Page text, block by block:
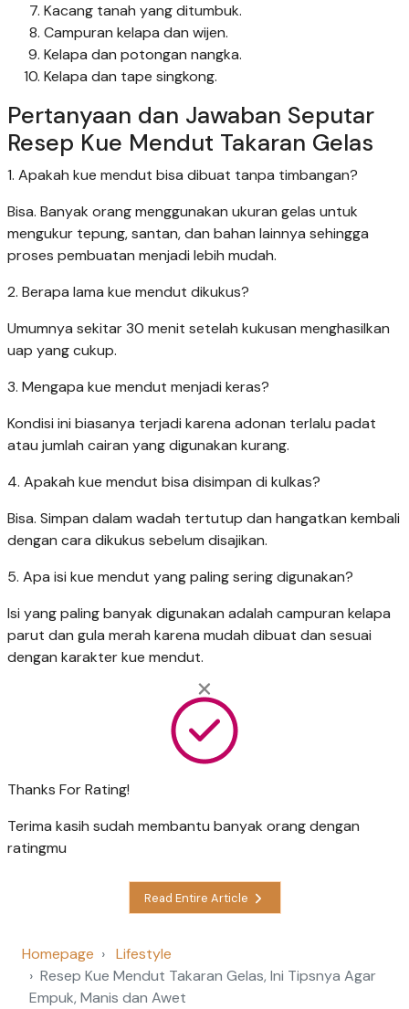
Kacang tanah yang ditumbuk.
Campuran kelapa dan wijen.
Kelapa dan potongan nangka.
Kelapa dan tape singkong.
Pertanyaan dan Jawaban Seputar
Resep Kue Mendut Takaran Gelas
1. Apakah kue mendut bisa dibuat tanpa timbangan?
Bisa. Banyak orang menggunakan ukuran gelas untuk
mengukur tepung, santan, dan bahan lainnya sehingga
proses pembuatan menjadi lebih mudah.
2. Berapa lama kue mendut dikukus?
Umumnya sekitar 30 menit setelah kukusan menghasilkan
uap yang cukup.
3. Mengapa kue mendut menjadi keras?
Kondisi ini biasanya terjadi karena adonan terlalu padat
atau jumlah cairan yang digunakan kurang.
4. Apakah kue mendut bisa disimpan di kulkas?
Bisa. Simpan dalam wadah tertutup dan hangatkan kembali
dengan cara dikukus sebelum disajikan.
5. Apa isi kue mendut yang paling sering digunakan?
Isi yang paling banyak digunakan adalah campuran kelapa
parut dan gula merah karena mudah dibuat dan sesuai
dengan karakter kue mendut.
Thanks For Rating!
Terima kasih sudah membantu banyak orang dengan
ratingmu
Read Entire Article
Homepage
Lifestyle
Resep Kue Mendut Takaran Gelas, Ini Tipsnya Agar
Empuk, Manis dan Awet